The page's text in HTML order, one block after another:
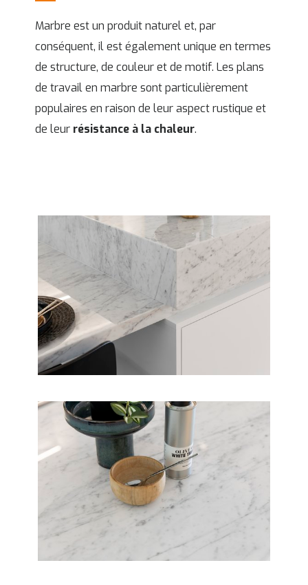
Marbre est un produit naturel et, par
conséquent, il est également unique en termes
de structure, de couleur et de motif. Les plans
de travail en marbre sont particulièrement
populaires en raison de leur aspect rustique et
de leur résistance à la chaleur.